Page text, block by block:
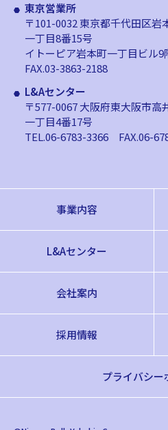
東京営業所
〒101-0032 東京都千代田区岩
一丁目8番15号
イトーピア岩本町一丁目ビル9
FAX.03-3863-2188
L&Aセンター
〒577-0067 大阪府東大阪市高
一丁目4番17号
TEL.06-6783-3366 FAX.06-
事業内容
L&Aセンター
会社案内
採用情報
プライバシー